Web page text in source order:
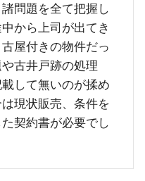
問題を全て把握し
から上司が出てき
屋付きの物件だっ
古井戸跡の処理
して無いのが揉め
現状販売、条件を
契約書が必要でし